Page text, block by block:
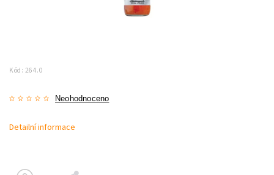
Kód: 264.0
Neohodnoceno
Detailní informace